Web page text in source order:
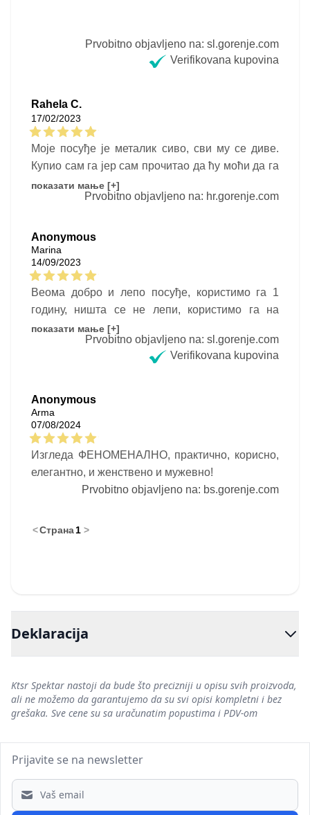
Prvobitno objavljeno na: sl.gorenje.com
Verifikovana kupovina
Rahela C.
17/02/2023
Моје посуђе је металик сиво, сви му се диве.
Купио сам га јер сам прочитао да ћу моћи да га
користим на индукционој плочи. Заиста је
беспрекоран, изгледа лепо као првог дана.
знаш да ли су лонци или тигањи лепши. Има
ручке отпорне на топлоту, сваки детаљ на њему
одговара. Кроз провидни поклопац пратим
стање, кување је постало задовољство. Шта да
показати мање [+]
Prvobitno objavljeno na: hr.gorenje.com
Anonymous
Marina
14/09/2023
Веома добро и лепо посуђе, користимо га 1
годину, ништа се не лепи, користимо га на
индукцији. препоручујем
показати мање [+]
Prvobitno objavljeno na: sl.gorenje.com
Verifikovana kupovina
Anonymous
Arma
07/08/2024
Изгледа ФЕНОМЕНАЛНО, практично, корисно,
елегантно, и женствено и мужевно!
Prvobitno objavljeno na: bs.gorenje.com
<Страна1 >
Deklaracija
Ktsr Spektar nastoji da bude što precizniji u opisu svih proizvoda,
ali ne možemo da garantujemo da su svi opisi kompletni i bez
grešaka. Sve cene su sa uračunatim popustima i PDV-om
Prijavite se na newsletter
Email address